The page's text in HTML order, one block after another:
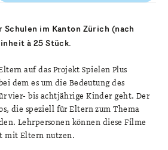
Schulen im Kanton Zürich (nach
à 25 Stück.
auf das Projekt Spielen Plus
dem es um die Bedeutung des
vier- bis achtjährige Kinder geht. Der
die speziell für Eltern zum Thema
Lehrpersonen können diese Filme
mit Eltern nutzen.